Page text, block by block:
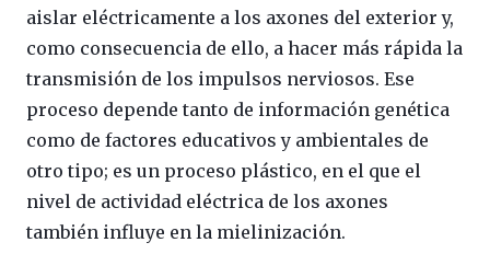
aislar eléctricamente a los axones del exterior y,
como consecuencia de ello, a hacer más rápida la
transmisión de los impulsos nerviosos. Ese
proceso depende tanto de información genética
como de factores educativos y ambientales de
otro tipo; es un proceso plástico, en el que el
nivel de actividad eléctrica de los axones
también influye en la mielinización.